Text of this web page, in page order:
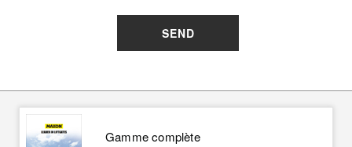
SEND
Gamme complète